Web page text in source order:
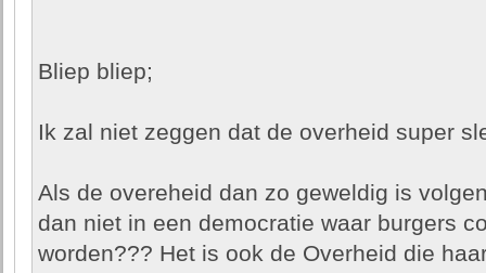
Bliep bliep;
Ik zal niet zeggen dat de overheid super
Als de overeheid dan zo geweldig is
dan niet in een democratie waar burgers
worden??? Het is ook de Overheid die